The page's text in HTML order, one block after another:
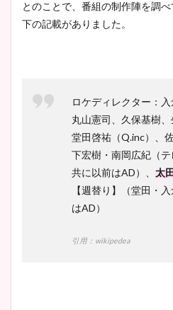
とのことで、番組の制作陣を調
下の記載がありました。
ロケディレクター：入
丸山憲司、久保基樹、
堂田啓祐（Q.inc）、
下宏樹・南岡広紀（
共に以前はAD）、 太
【週替り】（堂田・
はAD）
引用：wikipedea